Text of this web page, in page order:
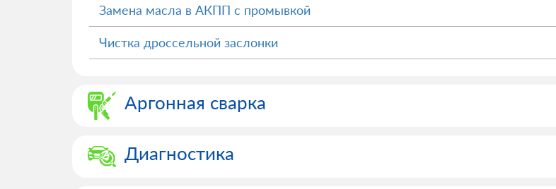
Замена масла в АКПП с промывкой
Чистка дроссельной заслонки
Аргонная сварка
Диагностика